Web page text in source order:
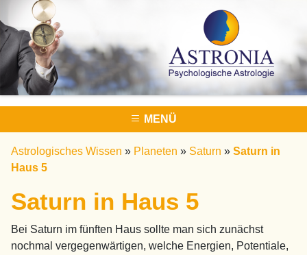
MENÜ
Astrologisches Wissen » Planeten » Saturn » Saturn in
Haus 5
Saturn in Haus 5
Bei Saturn im fünften Haus sollte man sich zunächst
nochmal vergegenwärtigen, welche Energien, Potentiale,